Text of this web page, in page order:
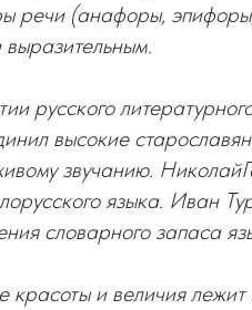
речи (анафоры,
русского
высокие
звучанию.
языка. Иван
словарного запаса
красоты и величия